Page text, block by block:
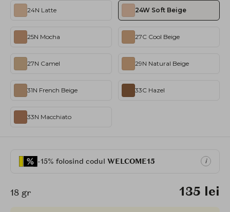
24N Latte 24W Soft Beige
25N Mocha 27C Cool Beige
27N Camel 29N Natural Beige
31N French Beige 33C Hazel
33N Macchiato
-15% folosind codul WELCOME15 i
18 gr 135 lei